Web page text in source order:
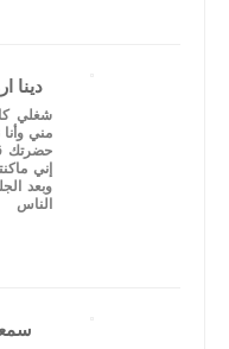
دينا
شغلي
مني
حضرتك
إني
وبعد
الناس